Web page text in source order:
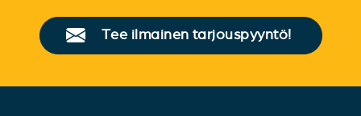
Tee ilmainen tarjouspyyntö!